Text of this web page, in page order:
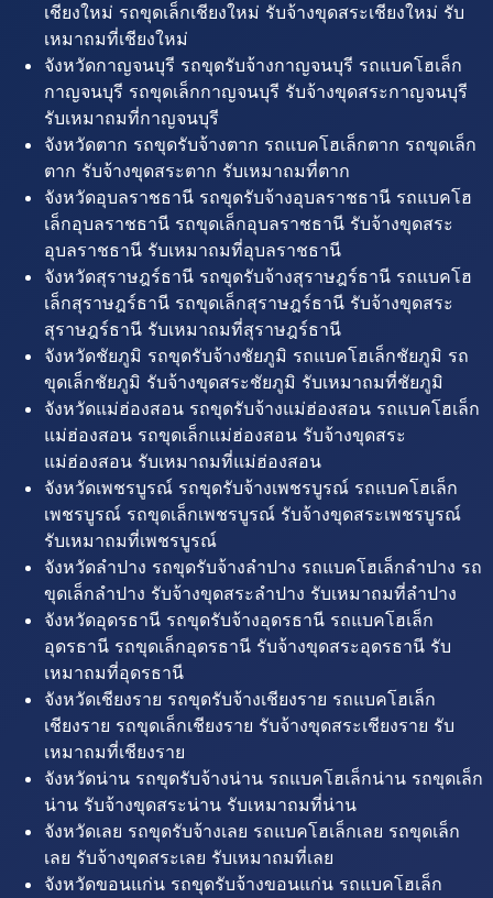
เชียงใหม่ รถขุดเล็กเชียงใหม่ รับจ้างขุดสระเชียงใหม่ รับ
เหมาถมที่เชียงใหม่
จังหวัดกาญจนบุรี รถขุดรับจ้างกาญจนบุรี รถแบคโฮเล็ก
กาญจนบุรี รถขุดเล็กกาญจนบุรี รับจ้างขุดสระกาญจนบุรี
รับเหมาถมที่กาญจนบุรี
จังหวัดตาก รถขุดรับจ้างตาก รถแบคโฮเล็กตาก รถขุดเล็ก
ตาก รับจ้างขุดสระตาก รับเหมาถมที่ตาก
จังหวัดอุบลราชธานี รถขุดรับจ้างอุบลราชธานี รถแบคโฮ
เล็กอุบลราชธานี รถขุดเล็กอุบลราชธานี รับจ้างขุดสระ
อุบลราชธานี รับเหมาถมที่อุบลราชธานี
จังหวัดสุราษฎร์ธานี รถขุดรับจ้างสุราษฎร์ธานี รถแบคโฮ
เล็กสุราษฎร์ธานี รถขุดเล็กสุราษฎร์ธานี รับจ้างขุดสระ
สุราษฎร์ธานี รับเหมาถมที่สุราษฎร์ธานี
จังหวัดชัยภูมิ รถขุดรับจ้างชัยภูมิ รถแบคโฮเล็กชัยภูมิ รถ
ขุดเล็กชัยภูมิ รับจ้างขุดสระชัยภูมิ รับเหมาถมที่ชัยภูมิ
จังหวัดแม่ฮ่องสอน รถขุดรับจ้างแม่ฮ่องสอน รถแบคโฮเล็ก
แม่ฮ่องสอน รถขุดเล็กแม่ฮ่องสอน รับจ้างขุดสระ
แม่ฮ่องสอน รับเหมาถมที่แม่ฮ่องสอน
จังหวัดเพชรบูรณ์ รถขุดรับจ้างเพชรบูรณ์ รถแบคโฮเล็ก
เพชรบูรณ์ รถขุดเล็กเพชรบูรณ์ รับจ้างขุดสระเพชรบูรณ์
รับเหมาถมที่เพชรบูรณ์
จังหวัดลำปาง รถขุดรับจ้างลำปาง รถแบคโฮเล็กลำปาง รถ
ขุดเล็กลำปาง รับจ้างขุดสระลำปาง รับเหมาถมที่ลำปาง
จังหวัดอุดรธานี รถขุดรับจ้างอุดรธานี รถแบคโฮเล็ก
อุดรธานี รถขุดเล็กอุดรธานี รับจ้างขุดสระอุดรธานี รับ
เหมาถมที่อุดรธานี
จังหวัดเชียงราย รถขุดรับจ้างเชียงราย รถแบคโฮเล็ก
เชียงราย รถขุดเล็กเชียงราย รับจ้างขุดสระเชียงราย รับ
เหมาถมที่เชียงราย
จังหวัดน่าน รถขุดรับจ้างน่าน รถแบคโฮเล็กน่าน รถขุดเล็ก
น่าน รับจ้างขุดสระน่าน รับเหมาถมที่น่าน
จังหวัดเลย รถขุดรับจ้างเลย รถแบคโฮเล็กเลย รถขุดเล็ก
เลย รับจ้างขุดสระเลย รับเหมาถมที่เลย
จังหวัดขอนแก่น รถขุดรับจ้างขอนแก่น รถแบคโฮเล็ก